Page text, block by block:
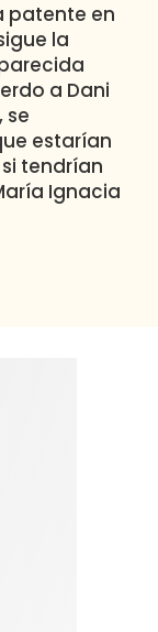
patente en
la
a Dani
se
estarían
tendrían
Ignacia